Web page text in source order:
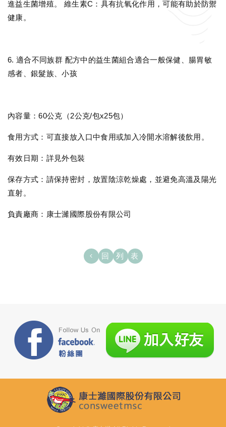
進益生菌增殖。 維生素C：具有抗氧化作用，可能有助於防禦
健康。
6. 適合不同族群 配方中的益生菌組合適合一般保健、腸胃敏
感者、銀髮族、小孩
內容量：60公克（2公克/包x25包）
食用方式：可直接放入口中食用或加入冷開水溶解後飲用。
有效日期：詳見外包裝
保存方式：請保持密封，放置陰涼乾燥處，並避免高溫及陽光
直射。
負責廠商：康士濰國際股份有限公司
回列表